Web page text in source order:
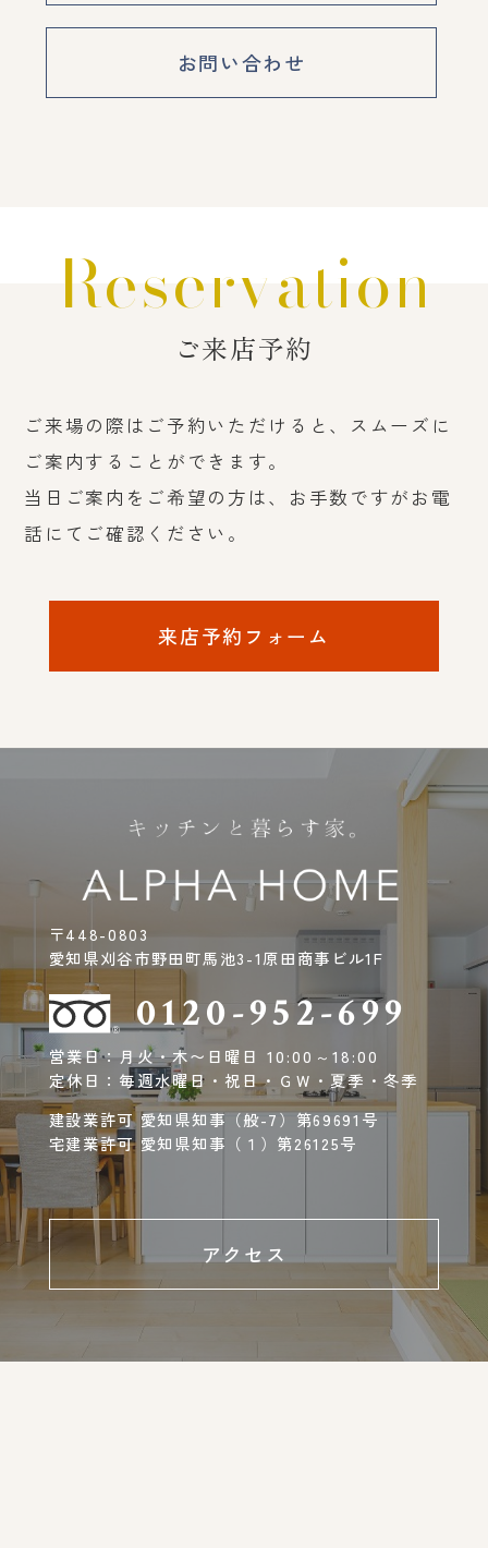
お問い合わせ
Reservation
ご来店予約
ご来場の際はご予約いただけると、スムーズに
ご案内することができます。
当日ご案内をご希望の方は、お手数ですがお電
話にてご確認ください。
来店予約フォーム
〒448-0803
愛知県刈谷市野田町馬池3-1原田商事ビル1F
0120-952-699
営業日：月火・木〜日曜日 10:00～18:00
定休日：毎週水曜日・祝日・ＧＷ・夏季・冬季
建設業許可 愛知県知事（般-7）第69691号
宅建業許可 愛知県知事（１）第26125号
アクセス